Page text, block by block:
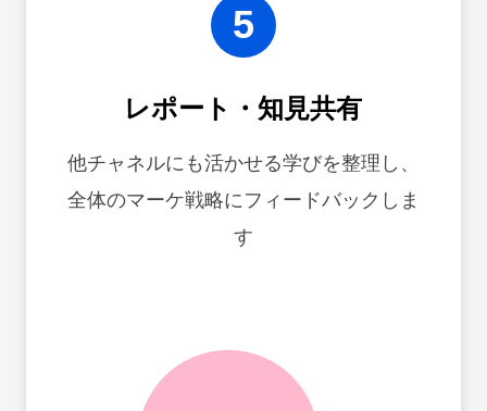
5
レポート・知見共有
他チャネルにも活かせる学びを整理し、
全体のマーケ戦略にフィードバックしま
す